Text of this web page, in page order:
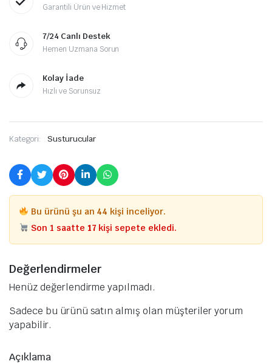
Garantili Ürün ve Hizmet
7/24 Canlı Destek
Hemen Uzmana Sorun
Kolay İade
Hızlı ve Sorunsuz
Kategori: Susturucular
Bu ürünü şu an 44 kişi inceliyor.
Son 1 saatte 17 kişi sepete ekledi.
Değerlendirmeler
Henüz değerlendirme yapılmadı.
Sadece bu ürünü satın almış olan müşteriler yorum
yapabilir.
Açıklama